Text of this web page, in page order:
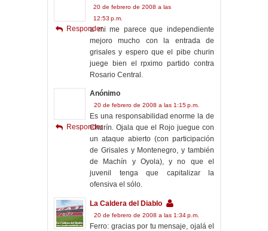
20 de febrero de 2008 a las
12:53 p.m.
a mi me parece que independiente
mejoro mucho con la entrada de
grisales y espero que el pibe churin
juege bien el rpximo partido contra
Rosario Central.
Responder
Anónimo
20 de febrero de 2008 a las 1:15 p.m.
Es una responsabilidad enorme la de
Churín. Ojala que el Rojo juegue con
un ataque abierto (con participación
de Grisales y Montenegro, y también
de Machín y Oyola), y no que el
juvenil tenga que capitalizar la
ofensiva el sólo.
Responder
La Caldera del Diablo
20 de febrero de 2008 a las 1:34 p.m.
Ferro: gracias por tu mensaje, ojalá el